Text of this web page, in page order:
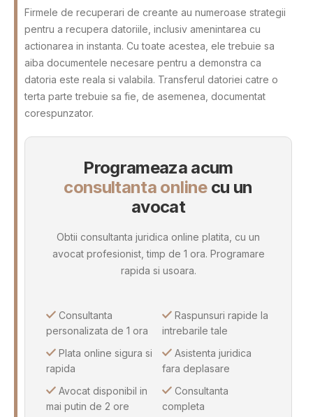
Firmele de recuperari de creante au numeroase strategii
pentru a recupera datoriile, inclusiv amenintarea cu
actionarea in instanta. Cu toate acestea, ele trebuie sa
aiba documentele necesare pentru a demonstra ca
datoria este reala si valabila. Transferul datoriei catre o
terta parte trebuie sa fie, de asemenea, documentat
corespunzator.
Programeaza acum
consultanta onlinecu un
avocat
Obtii consultanta juridica online platita, cu un
avocat profesionist, timp de 1 ora. Programare
rapida si usoara.
Consultanta
personalizata de 1 ora
Plata online sigura si
rapida
Avocat disponibil in
mai putin de 2 ore
Raspunsuri rapide la
intrebarile tale
Asistenta juridica
fara deplasare
Consultanta
completa